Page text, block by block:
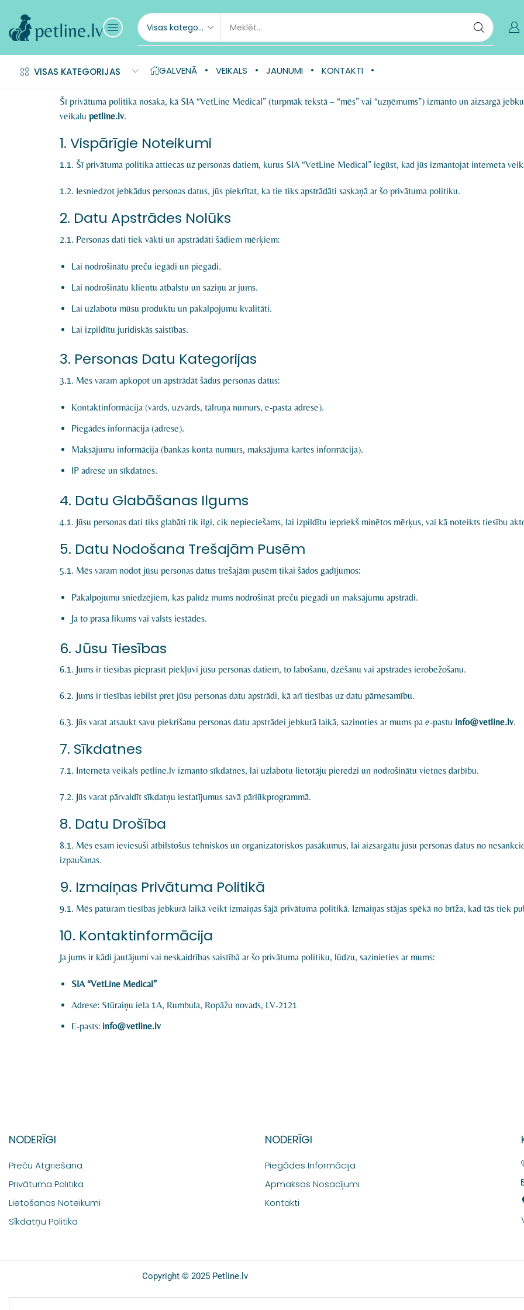
VISAS KATEGORIJAS GALVENĀ VEIKALS JAUNUMI KONTAKTI
Šī privātuma politika nosaka, kā SIA “VetLine Medical” (turpmāk tekstā – “mēs” vai “uzņēmums”) izmanto un aizsargā
veikalu petline.lv.
1. Vispārīgie Noteikumi
1.1. Šī privātuma politika attiecas uz personas datiem, kurus SIA “VetLine Medical” iegūst, kad jūs izmantojat interneta
1.2. Iesniedzot jebkādus personas datus, jūs piekrītat, ka tie tiks apstrādāti saskaņā ar šo privātuma politiku.
2. Datu Apstrādes Nolūks
2.1. Personas dati tiek vākti un apstrādāti šādiem mērķiem:
Lai nodrošinātu preču iegādi un piegādi.
Lai nodrošinātu klientu atbalstu un saziņu ar jums.
Lai uzlabotu mūsu produktu un pakalpojumu kvalitāti.
Lai izpildītu juridiskās saistības.
3. Personas Datu Kategorijas
3.1. Mēs varam apkopot un apstrādāt šādus personas datus:
Kontaktinformācija (vārds, uzvārds, tālruņa numurs, e-pasta adrese).
Piegādes informācija (adrese).
Maksājumu informācija (bankas konta numurs, maksājuma kartes informācija).
IP adrese un sīkdatnes.
4. Datu Glabāšanas Ilgums
4.1. Jūsu personas dati tiks glabāti tik ilgi, cik nepieciešams, lai izpildītu iepriekš minētos mērķus, vai kā noteikts tiesību
5. Datu Nodošana Trešajām Pusēm
5.1. Mēs varam nodot jūsu personas datus trešajām pusēm tikai šādos gadījumos:
Pakalpojumu sniedzējiem, kas palīdz mums nodrošināt preču piegādi un maksājumu apstrādi.
Ja to prasa likums vai valsts iestādes.
6. Jūsu Tiesības
6.1. Jums ir tiesības pieprasīt piekļuvi jūsu personas datiem, to labošanu, dzēšanu vai apstrādes ierobežošanu.
6.2. Jums ir tiesības iebilst pret jūsu personas datu apstrādi, kā arī tiesības uz datu pārnesamību.
6.3. Jūs varat atsaukt savu piekrišanu personas datu apstrādei jebkurā laikā, sazinoties ar mums pa e-pastu info@vetline.lv.
7. Sīkdatnes
7.1. Interneta veikals petline.lv izmanto sīkdatnes, lai uzlabotu lietotāju pieredzi un nodrošinātu vietnes darbību.
7.2. Jūs varat pārvaldīt sīkdatņu iestatījumus savā pārlūkprogrammā.
8. Datu Drošība
8.1. Mēs esam ieviesuši atbilstošus tehniskos un organizatoriskos pasākumus, lai aizsargātu jūsu personas datus no
izpaušanas.
9. Izmaiņas Privātuma Politikā
9.1. Mēs paturam tiesības jebkurā laikā veikt izmaiņas šajā privātuma politikā. Izmaiņas stājas spēkā no brīža, kad tās tiek
10. Kontaktinformācija
Ja jums ir kādi jautājumi vai neskaidrības saistībā ar šo privātuma politiku, lūdzu, sazinieties ar mums:
SIA “VetLine Medical”
Adrese: Stūraiņu iela 1A, Rumbula, Ropāžu novads, LV-2121
E-pasts: info@vetline.lv
NODERĪGI
Preču Atgriešana
Privātuma Politika
Lietošanas Noteikumi
Sīkdatņu Politika
NODERĪGI
Piegādes Informācija
Apmaksas Nosacījumi
Kontakti
Copyright © 2025 Petline.lv